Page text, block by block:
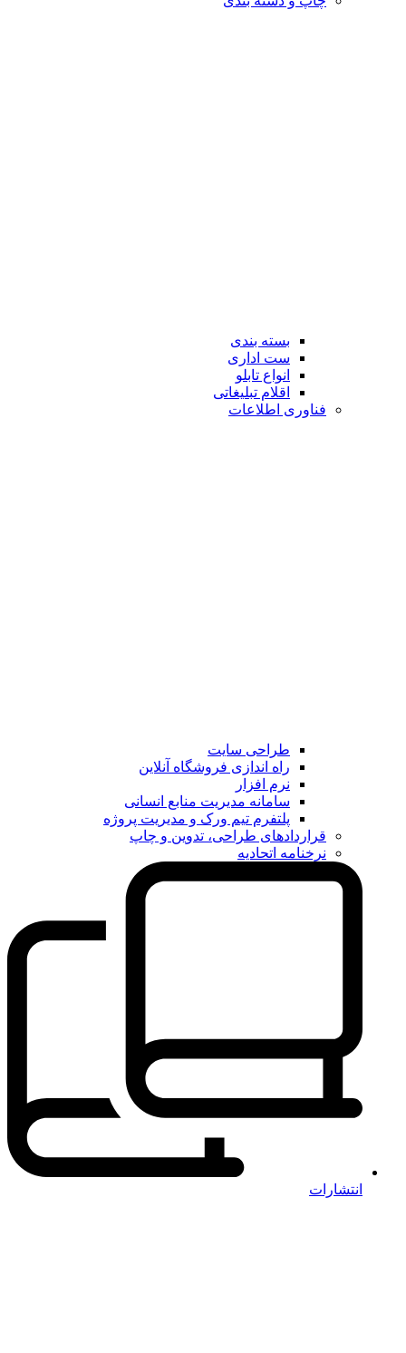
بسته بندی
ست اداری
انواع تابلو
اقلام تبلیغاتی
فناوری اطلاعات
طراحی سایت
راه اندازی فروشگاه آنلاین
نرم افزار
سامانه مدیریت منابع انسانی
پلتفرم تیم ورک و مدیریت پروژه
قراردادهای طراحی، تدوین و چاپ
نرخنامه اتحادیه
انتشارات